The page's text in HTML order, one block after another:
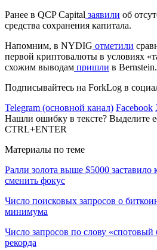
Ранее в QCP Capital заявили об
средства сохранения капитала.
Напомним, в NYDIG отметили
первой криптовалюты в условиях
схожим выводам пришли в Bernstein.
Подписывайтесь на ForkLog в
Telegram (основной канал) Facebook
Нашли ошибку в тексте? Выделите
CTRL+ENTER
Материалы по теме
Ралли золота выше $5000 заставило
сменить фокус
Число поисковых запросов о
минимума
Число запросов по слову
рекорда